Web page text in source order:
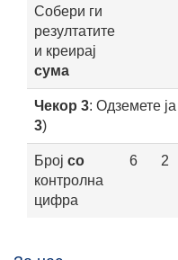
Собери ги
резултатите
и креирај
сума
Чекор 3: Одземете ја
3)
Број со
контролна
цифра
6 2